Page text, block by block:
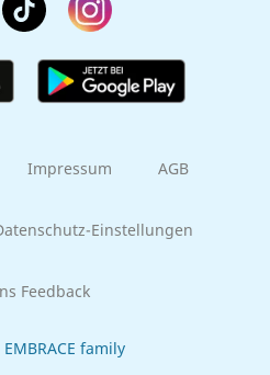
Impressum AGB
Einstellungen
Feedback
EMBRACE family